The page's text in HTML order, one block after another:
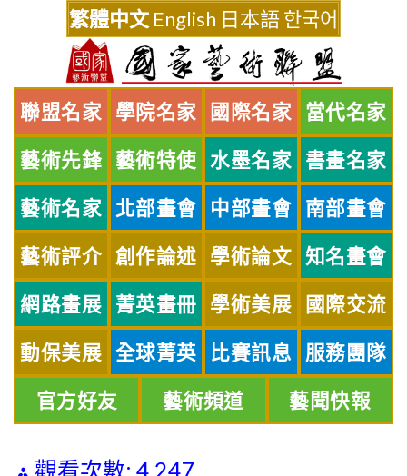
繁體中文 English 日本語한국어
聯盟名家 學院名家 國際名家 當代名家
藝術先鋒 藝術特使 水墨名家 書畫名家
藝術名家 北部畫會 中部畫會 南部畫會
藝術評介 創作論述 學術論文 知名畫會
網路畫展 菁英畫冊 學術美展 國際交流
動保美展 全球菁英 比賽訊息 服務團隊
官方好友 藝術頻道 藝聞快報
觀看次數: 4,247